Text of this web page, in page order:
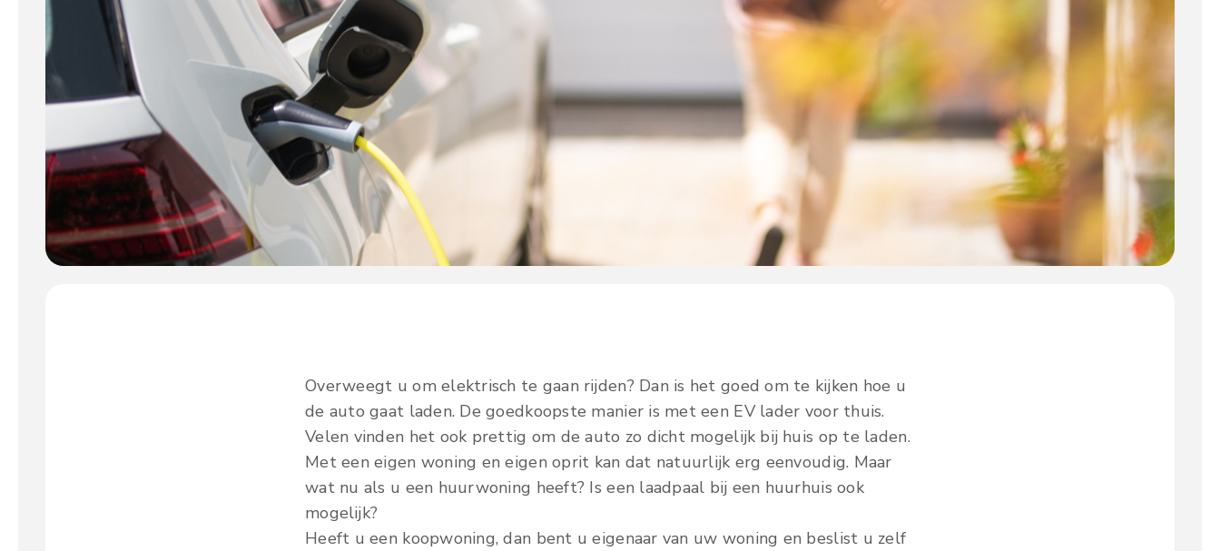
Overweegt u om elektrisch te gaan rijden? Dan is het goed om te kijken hoe u
de auto gaat laden. De goedkoopste manier is met een EV lader voor thuis.
Velen vinden het ook prettig om de auto zo dicht mogelijk bij huis op te laden.
Met een eigen woning en eigen oprit kan dat natuurlijk erg eenvoudig. Maar
wat nu als u een huurwoning heeft? Is een laadpaal bij een huurhuis ook
mogelijk?
Heeft u een koopwoning, dan bent u eigenaar van uw woning en beslist u zelf